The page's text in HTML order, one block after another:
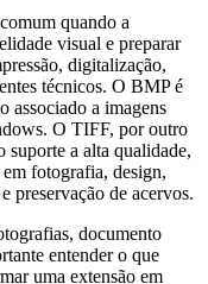
quando a
visual e preparar
digitalização,
técnicos. O BMP é
associado a imagens
O TIFF, por outro
a alta qualidade,
fotografia, design,
preservação de acervos.
documento
entender o que
uma extensão em